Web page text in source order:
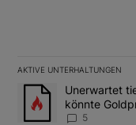
AKTIVE UNTERHALTUNGEN
Das Folgende ist
Ein Trendartikel mit
Unerwartet
könnte
5